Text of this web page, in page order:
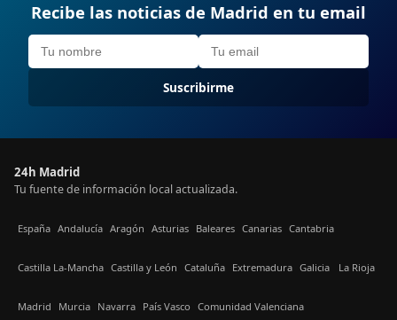
Recibe las noticias de Madrid en tu email
Suscribirme
24h Madrid
Tu fuente de información local actualizada.
España Andalucía Aragón Asturias Baleares Canarias Cantabria
Castilla La-Mancha Castilla y León Cataluña Extremadura Galicia La Rioja
Madrid Murcia Navarra País Vasco Comunidad Valenciana